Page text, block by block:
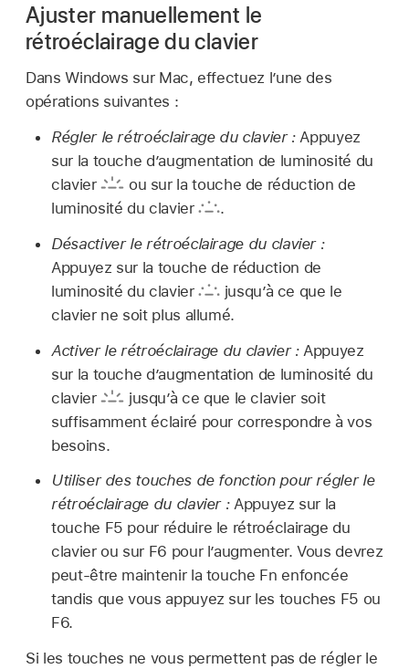
Ajuster manuellement le
rétroéclairage du clavier
Dans Windows sur Mac, effectuez l’une des
opérations suivantes :
Régler le rétroéclairage du clavier :Appuyez
sur la touche d’augmentation de luminosité du
clavier
ou sur la touche de réduction de
luminosité du clavier
.
Désactiver le rétroéclairage du clavier :
Appuyez sur la touche de réduction de
luminosité du clavier
jusqu’à ce que le
clavier ne soit plus allumé.
Activer le rétroéclairage du clavier :Appuyez
sur la touche d’augmentation de luminosité du
clavier
jusqu’à ce que le clavier soit
suffisamment éclairé pour correspondre à vos
besoins.
Utiliser des touches de fonction pour régler le
rétroéclairage du clavier :Appuyez sur la
touche F5 pour réduire le rétroéclairage du
clavier ou sur F6 pour l’augmenter. Vous devrez
peut-être maintenir la touche Fn enfoncée
tandis que vous appuyez sur les touches F5 ou
F6.
Si les touches ne vous permettent pas de régler le